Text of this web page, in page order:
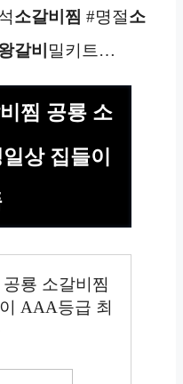
소갈비찜 #명절소
갈비 밀키트…
찜 공룡 소
상 집들이
룡 소갈비찜
AAA등급 최